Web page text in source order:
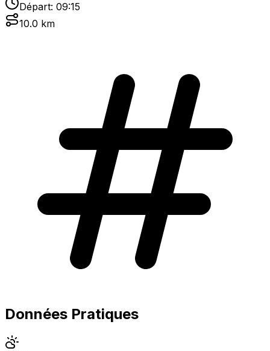
Départ: 09:15
10.0 km
Données Pratiques